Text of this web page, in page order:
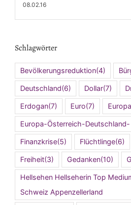
08.02.16
Schlagwörter
Bevölkerungsreduktion(4)
Deutschland(6) Dollar(7)
Erdogan(7) Euro(7) Europa
Europa-Österreich-
Finanzkrise(5) Flüchtlinge(6)
Freiheit(3) Gedanken(10)
Hellsehen Hellseherin Top
Schweiz Appenzellerland